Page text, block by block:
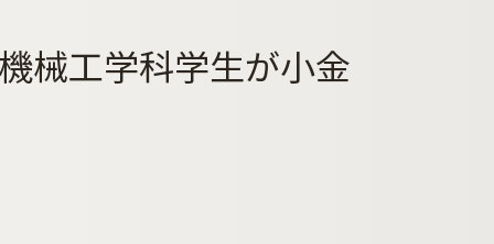
械工学科学生が小金